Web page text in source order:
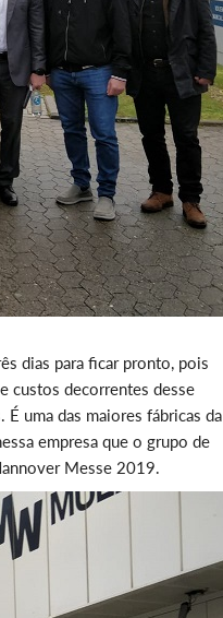
dias para ficar pronto, pois
custos decorrentes desse
uma das maiores fábricas da
empresa que o grupo de
Messe 2019.